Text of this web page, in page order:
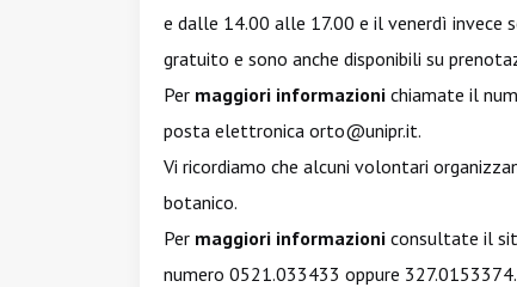
e dalle 14.00 alle 17.00 e il venerdì invece
gratuito e sono anche disponibili su
Per maggiori informazioni chiamate il
posta elettronica orto@unipr.it.
Vi ricordiamo che alcuni volontari
botanico.
Per maggiori informazioni consultate il
numero 0521.033433 oppure